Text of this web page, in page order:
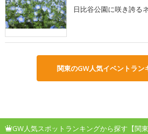
日比谷公園に咲き誇る
関東のGW人気イベントラン
GW人気スポットランキングから探す【関東